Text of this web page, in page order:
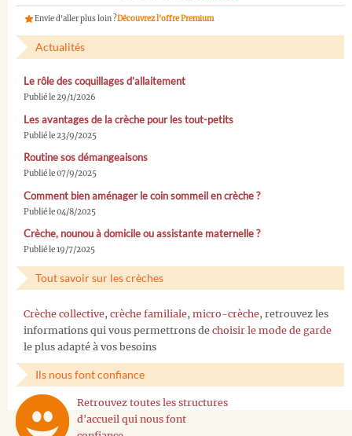
Envie d'aller plus loin ?Découvrez l'offre Premium
Actualités
Le rôle des coquillages d’allaitement
Publié le 29/1/2026
Les avantages de la crèche pour les tout-petits
Publié le 23/9/2025
Routine sos démangeaisons
Publié le 07/9/2025
Comment bien aménager le coin sommeil en crèche ?
Publié le 04/8/2025
Crèche, nounou à domicile ou assistante maternelle ?
Publié le 19/7/2025
Tout savoir sur les crèches
Crèche collective, crèche familiale, micro-crèche, retrouvez les
informations qui vous permettrons de choisir le mode de garde
le plus adapté à vos besoins
Ils nous font confiance
Retrouvez toutes les structures
d'accueil qui nous font